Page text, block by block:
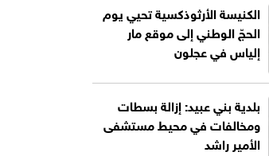
الكنيسة الأرثوذكسية تحيي يوم
الحجّ الوطني إلى موقع مار
إلياس في عجلون
بلدية بني عبيد: إزالة بسطات
ومخالفات في محيط مستشفى
الأمير راشد